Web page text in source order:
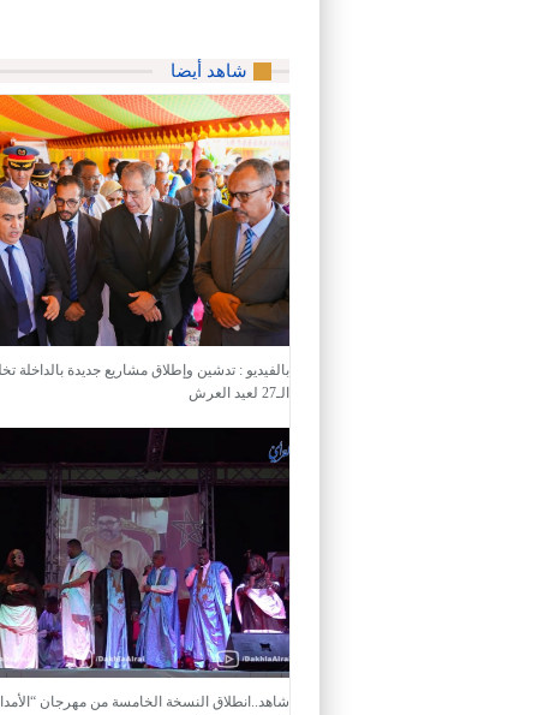
شاهد أيضا
بالفيديو : تدشين وإطلاق مشاريع جديدة بالداخلة
الـ27 لعيد العرش
شاهد..انطلاق النسخة الخامسة من مهرجان